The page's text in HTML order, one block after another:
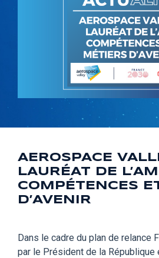
AEROSPACE
LAURÉAT DE L’AMI
COMPÉTENCES
D’AVENIR
Dans le cadre du plan de relance
par le Président de la